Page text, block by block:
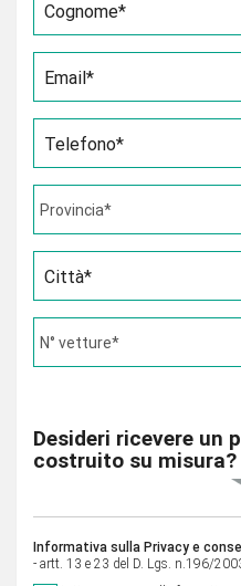
Cognome*
Email*
Telefono*
Città*
Desideri ricevere un
costruito su misura?
Informativa sulla Privacy e
- artt. 13 e 23 del D. Lgs. n.196/